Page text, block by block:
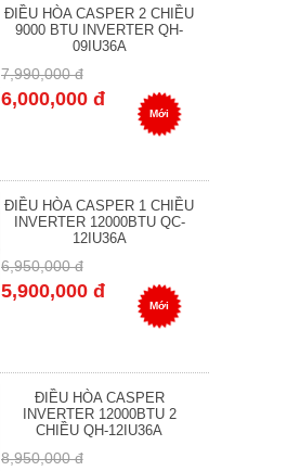
ĐIỀU HÒA CASPER 2 CHIỀU
9000 BTU INVERTER QH-
09IU36A
7,990,000 đ
6,000,000 đ
Mới
ĐIỀU HÒA CASPER 1 CHIỀU
INVERTER 12000BTU QC-
12IU36A
6,950,000 đ
5,900,000 đ
Mới
ĐIỀU HÒA CASPER
INVERTER 12000BTU 2
CHIỀU QH-12IU36A
8,950,000 đ